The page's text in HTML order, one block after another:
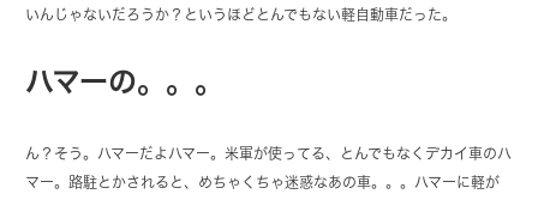
いんじゃないだろうか？というほどとんでもない軽自動車だった。
ハマーの。。。
ん？そう。ハマーだよハマー。米軍が使ってる、とんでもなくデカイ車のハ
マー。路駐とかされると、めちゃくちゃ迷惑なあの車。。。ハマーに軽が